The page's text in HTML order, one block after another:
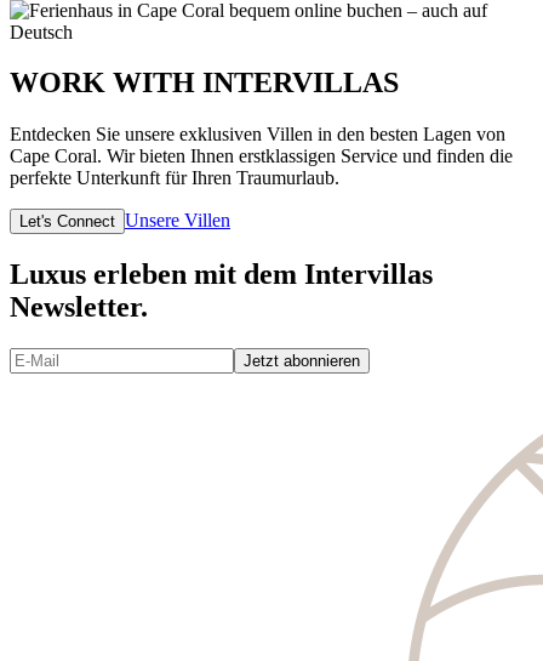
WORK WITH INTERVILLAS
Entdecken Sie unsere exklusiven Villen in den besten Lagen von
Cape Coral. Wir bieten Ihnen erstklassigen Service und finden die
perfekte Unterkunft für Ihren Traumurlaub.
Let's Connect Unsere Villen
Luxus erleben mit dem Intervillas
Newsletter.
Jetzt abonnieren